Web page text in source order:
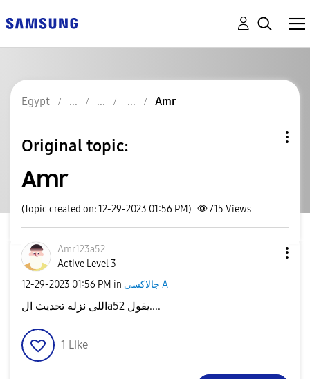
Egypt Amr
Original topic:
Amr
(Topic created on: 12-29-2023 01:56 PM) 715 Views
Amr123a52
Active Level 3
‎12-29-2023 01:56 PM in جالاكسى A
اللى نزله تحديث الa52 يقول....
1 Like